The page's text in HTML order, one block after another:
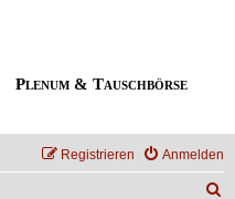
Plenum & Tauschbörse
Anmelden
Registrieren